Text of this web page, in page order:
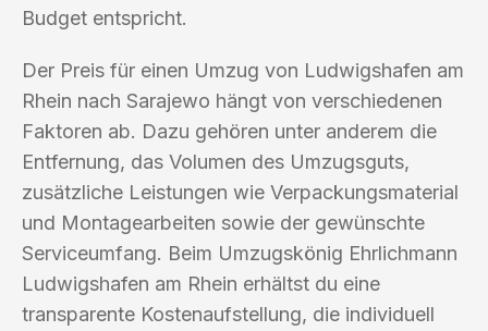
Budget entspricht.
Der Preis für einen Umzug von Ludwigshafen am
Rhein nach Sarajewo hängt von verschiedenen
Faktoren ab. Dazu gehören unter anderem die
Entfernung, das Volumen des Umzugsguts,
zusätzliche Leistungen wie Verpackungsmaterial
und Montagearbeiten sowie der gewünschte
Serviceumfang. Beim Umzugskönig Ehrlichmann
Ludwigshafen am Rhein erhältst du eine
transparente Kostenaufstellung, die individuell